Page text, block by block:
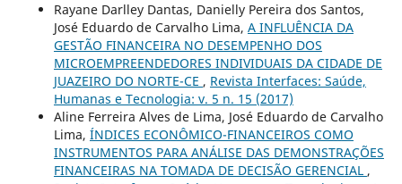
Rayane Darlley Dantas, Danielly Pereira dos Santos,
José Eduardo de Carvalho Lima, A INFLUÊNCIA DA
GESTÃO FINANCEIRA NO DESEMPENHO DOS
MICROEMPREENDEDORES INDIVIDUAIS DA CIDADE DE
JUAZEIRO DO NORTE-CE , Revista Interfaces: Saúde,
Humanas e Tecnologia: v. 5 n. 15 (2017)
Aline Ferreira Alves de Lima, José Eduardo de Carvalho
Lima, ÍNDICES ECONÔMICO-FINANCEIROS COMO
INSTRUMENTOS PARA ANÁLISE DAS DEMONSTRAÇÕES
FINANCEIRAS NA TOMADA DE DECISÃO GERENCIAL ,